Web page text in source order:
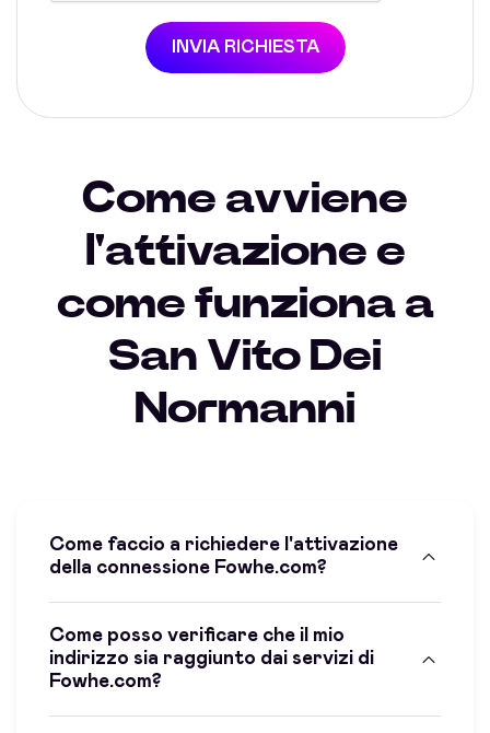
INVIA RICHIESTA
Come avviene
l'attivazione e
come funziona a
San Vito Dei
Normanni
Come faccio a richiedere l'attivazione
della connessione Fowhe.com?
Come posso verificare che il mio
indirizzo sia raggiunto dai servizi di
Fowhe.com?